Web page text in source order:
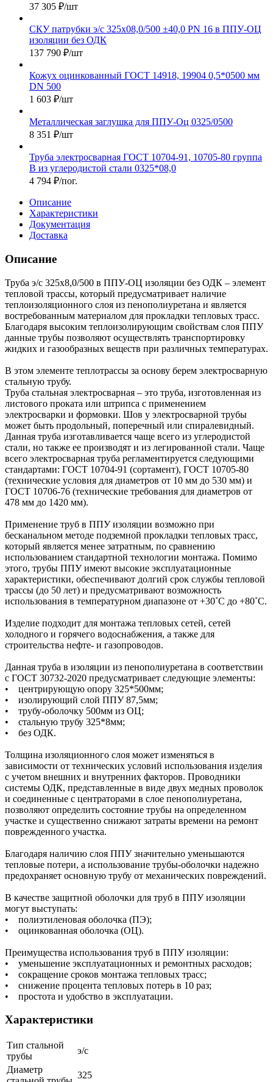
37 305 ₽/шт
СКУ патрубки э/с 325х08,0/500 ±40,0 PN 16 в ППУ-ОЦ
изоляции без ОДК
137 790 ₽/шт
Кожух оцинкованный ГОСТ 14918, 19904 0,5*0500 мм
DN 500
1 603 ₽/шт
Металлическая заглушка для ППУ-Оц 0325/0500
8 351 ₽/шт
Труба электросварная ГОСТ 10704-91, 10705-80 группа
В из углеродистой стали 0325*08,0
4 794 ₽/пог.
Описание
Характеристики
Документация
Доставка
Описание
Труба э/с 325х8,0/500 в ППУ-ОЦ изоляции без ОДК – элемент
тепловой трассы, который предусматривает наличие
теплоизоляционного слоя из пенополиуретана и является
востребованным материалом для прокладки тепловых трасс.
Благодаря высоким теплоизолирующим свойствам слоя ППУ
данные трубы позволяют осуществлять транспортировку
жидких и газообразных веществ при различных температурах.
В этом элементе теплотрассы за основу берем электросварную
стальную трубу.
Труба стальная электросварная – это труба, изготовленная из
листового проката или штрипса с применением
электросварки и формовки. Шов у электросварной трубы
может быть продольный, поперечный или спиралевидный.
Данная труба изготавливается чаще всего из углеродистой
стали, но также ее производят и из легированной стали. Чаще
всего электросварная труба регламентируется следующими
стандартами: ГОСТ 10704-91 (сортамент), ГОСТ 10705-80
(технические условия для диаметров от 10 мм до 530 мм) и
ГОСТ 10706-76 (технические требования для диаметров от
478 мм до 1420 мм).
Применение труб в ППУ изоляции возможно при
бесканальном методе подземной прокладки тепловых трасс,
который является менее затратным, по сравнению
использованием стандартной технологии монтажа. Помимо
этого, трубы ППУ имеют высокие эксплуатационные
характеристики, обеспечивают долгий срок службы тепловой
трассы (до 50 лет) и предусматривают возможность
использования в температурном диапазоне от +30˚C до +80˚C.
Изделие подходит для монтажа тепловых сетей, сетей
холодного и горячего водоснабжения, а также для
строительства нефте- и газопроводов.
Данная труба в изоляции из пенополиуретана в соответствии
с ГОСТ 30732-2020 предусматривает следующие элементы:
• центрирующую опору 325*500мм;
• изолирующий слой ППУ 87,5мм;
• трубу-оболочку 500мм из ОЦ;
• стальную трубу 325*8мм;
• без ОДК.
Толщина изоляционного слоя может изменяться в
зависимости от технических условий использования изделия
с учетом внешних и внутренних факторов. Проводники
системы ОДК, представленные в виде двух медных проволок
и соединенные с центраторами в слое пенополиуретана,
позволяют определить состояние трубы на определенном
участке и существенно снижают затраты времени на ремонт
поврежденного участка.
Благодаря наличию слоя ППУ значительно уменьшаются
тепловые потери, а использование трубы-оболочки надежно
предохраняет основную трубу от механических повреждений.
В качестве защитной оболочки для труб в ППУ изоляции
могут выступать:
• полиэтиленовая оболочка (ПЭ);
• оцинкованная оболочка (ОЦ).
Преимущества использования труб в ППУ изоляции:
• уменьшение эксплуатационных и ремонтных расходов;
• сокращение сроков монтажа тепловых трасс;
• снижение процента тепловых потерь в 10 раз;
• простота и удобство в эксплуатации.
Характеристики
Тип стальной
трубы
э/с
Диаметр
325